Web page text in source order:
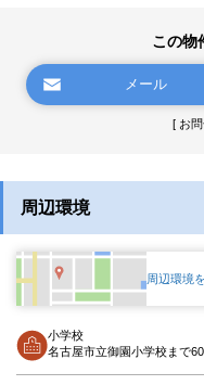
この物
メール
[ お
周辺環境
周辺環境
小学校
名古屋市立御園小学校まで